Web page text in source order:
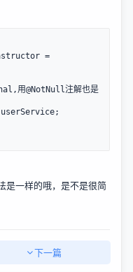
=
是一样的哦，是不是很简
下一篇